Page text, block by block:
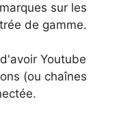
sur les
de gamme.
Youtube
(ou chaînes